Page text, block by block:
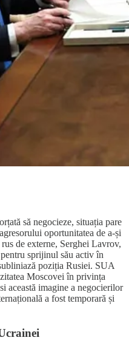
să negocieze, situația pare
oportunitatea de a-și
de externe, Serghei Lavrov,
sprijinul său activ în
poziția Rusiei. SUA
Moscovei în privința
această imagine a negocierilor
a fost temporară și